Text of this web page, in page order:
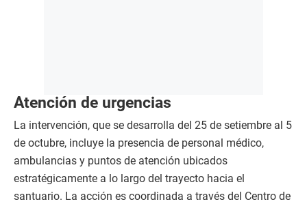
Atención de urgencias
La intervención, que se desarrolla del 25 de setiembre al 5
de octubre, incluye la presencia de personal médico,
ambulancias y puntos de atención ubicados
estratégicamente a lo largo del trayecto hacia el
santuario. La acción es coordinada a través del Centro de